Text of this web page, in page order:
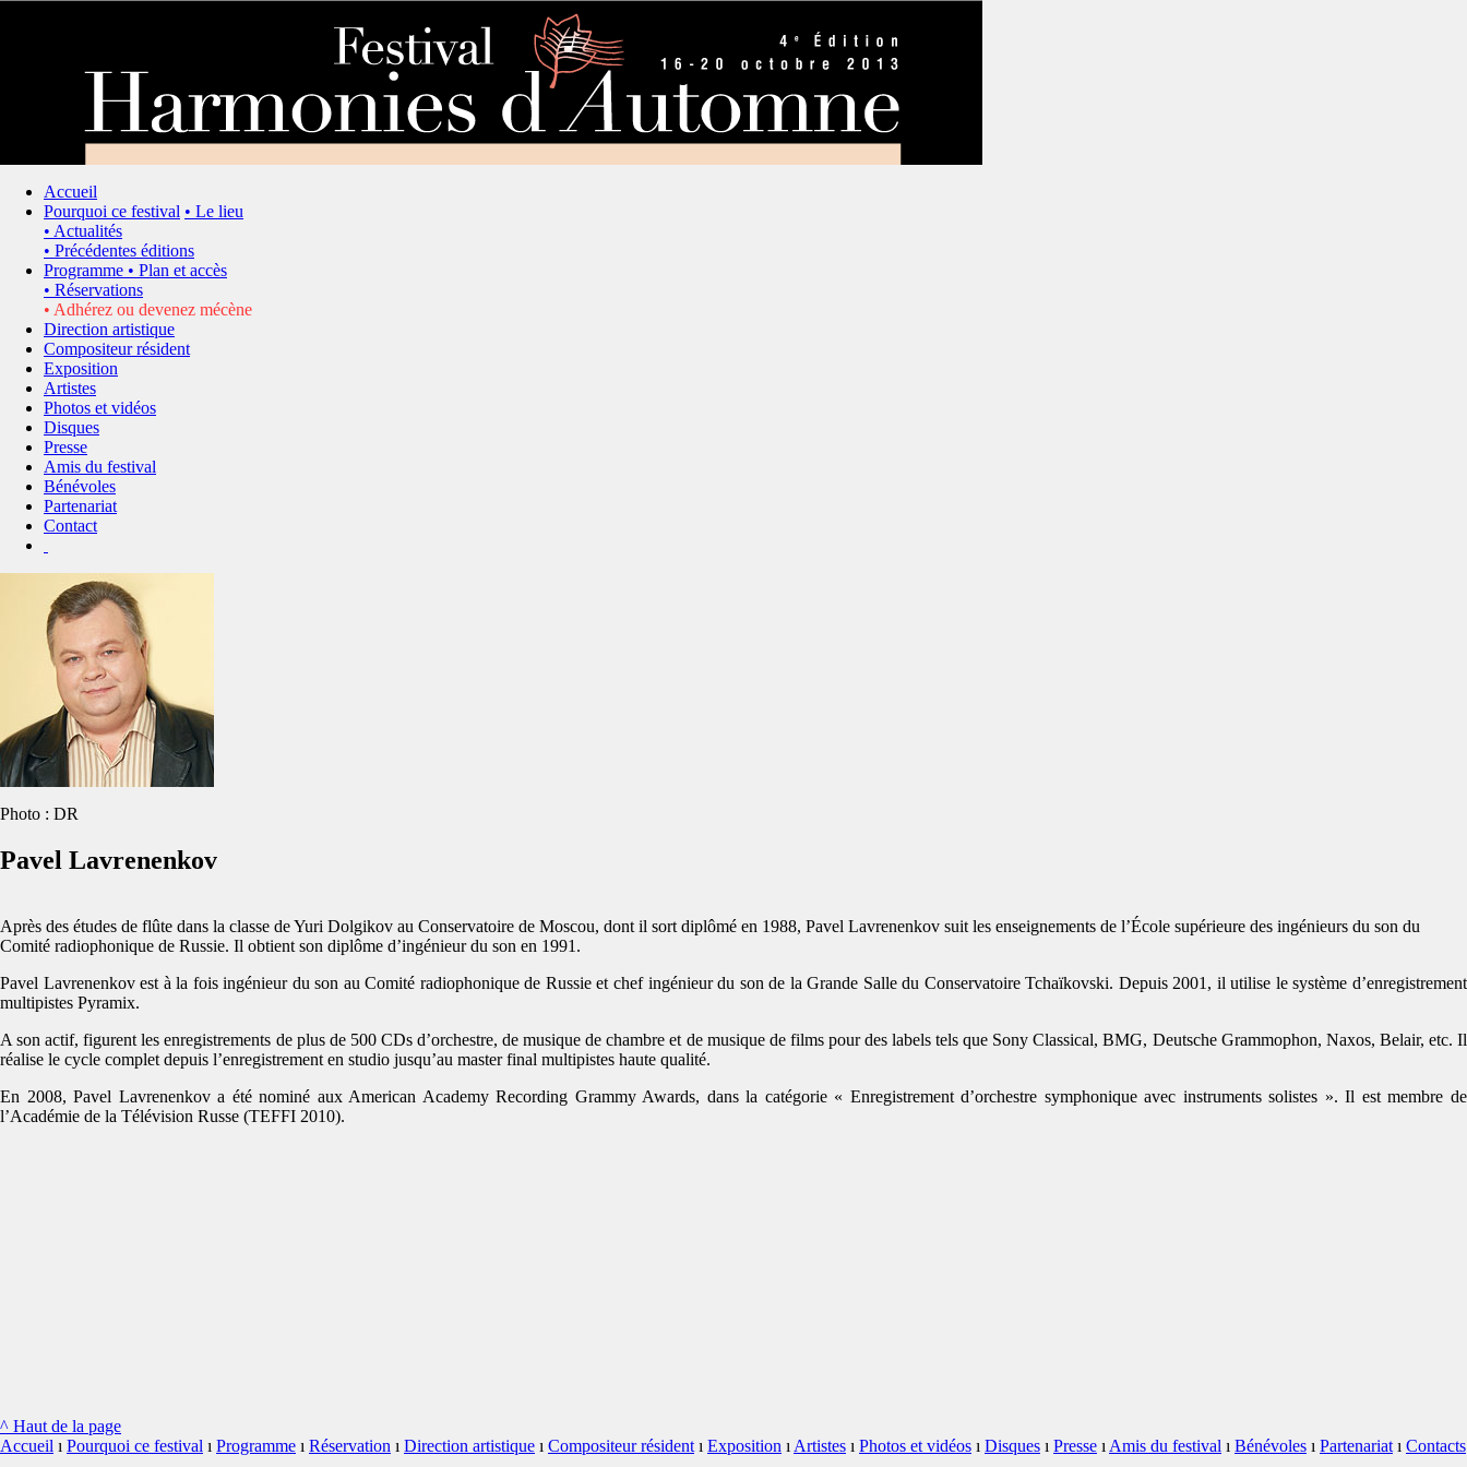
Accueil
Pourquoi ce festival • Le lieu
• Actualités
• Précédentes éditions
Programme • Plan et accès
• Réservations
• Adhérez ou devenez mécène
Direction artistique
Compositeur résident
Exposition
Artistes
Photos et vidéos
Disques
Presse
Amis du festival
Bénévoles
Partenariat
Contact
Photo : DR
Pavel Lavrenenkov
Après des études de flûte dans la classe de Yuri Dolgikov au Conservatoire de Moscou, dont il sort diplômé en 1988, Pavel Lavrenenkov suit les enseignements de l’École supérieure des ingénieurs du son du
Comité radiophonique de Russie. Il obtient son diplôme d’ingénieur du son en 1991.
Pavel Lavrenenkov est à la fois ingénieur du son au Comité radiophonique de Russie et chef ingénieur du son de la Grande Salle du Conservatoire Tchaïkovski. Depuis 2001, il utilise le système d’enregistrement
multipistes Pyramix.
A son actif, figurent les enregistrements de plus de 500 CDs d’orchestre, de musique de chambre et de musique de films pour des labels tels que Sony Classical, BMG, Deutsche Grammophon, Naxos, Belair, etc. Il
réalise le cycle complet depuis l’enregistrement en studio jusqu’au master final multipistes haute qualité.
En 2008, Pavel Lavrenenkov a été nominé aux American Academy Recording Grammy Awards, dans la catégorie « Enregistrement d’orchestre symphonique avec instruments solistes ». Il est membre de
l’Académie de la Télévision Russe (TEFFI 2010).
^ Haut de la page
Accueil ı Pourquoi ce festival ı Programme ı Réservation ı Direction artistique ı Compositeur résident ı Exposition ı Artistes ı Photos et vidéos ı Disques ı Presse ı Amis du festival ı Bénévoles ı Partenariat ı Contacts